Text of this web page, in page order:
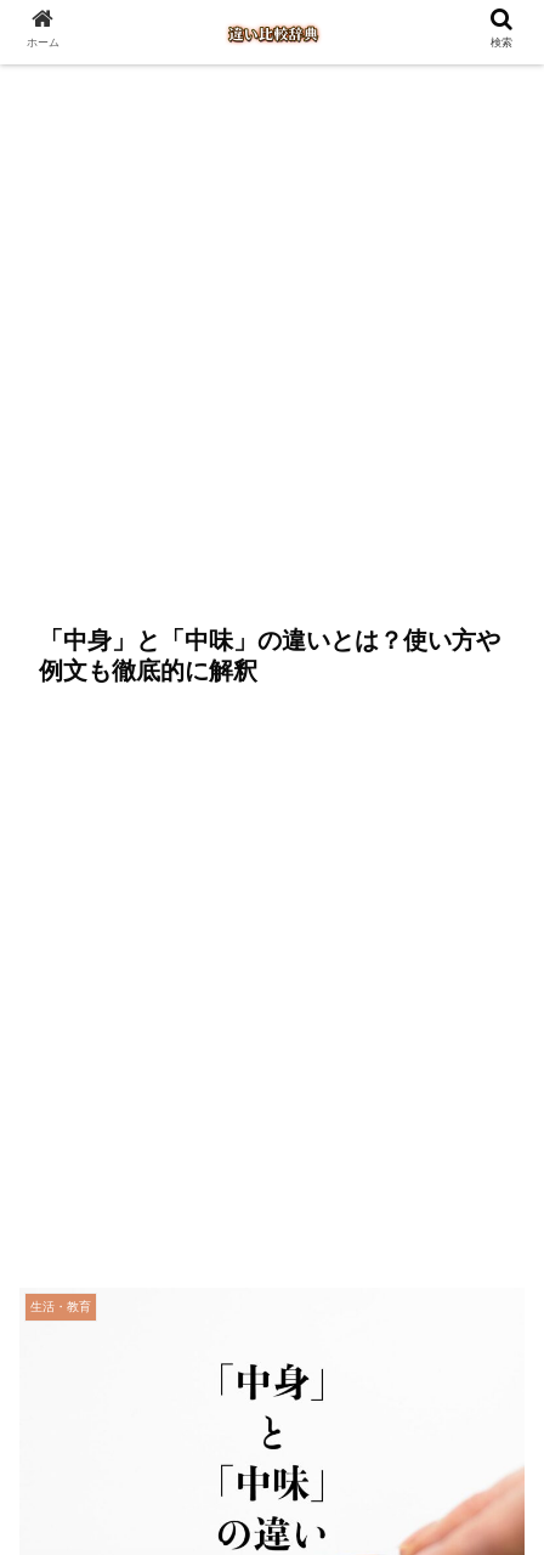
「中身」と「中味」の違いとは？使い方や
例文も徹底的に解釈
生活・教育
ホーム 検索